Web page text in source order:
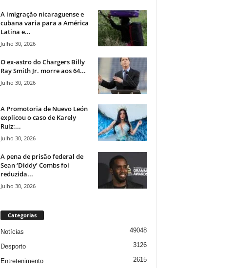
A imigração nicaraguense e
cubana varia para a América
Latina e...
Julho 30, 2026
O ex-astro do Chargers Billy
Ray Smith Jr. morre aos 64...
Julho 30, 2026
A Promotoria de Nuevo León
explicou o caso de Karely
Ruiz:...
Julho 30, 2026
A pena de prisão federal de
Sean ‘Diddy’ Combs foi
reduzida...
Julho 30, 2026
Categorias
Notícias 49048
Desporto 3126
Entretenimento 2615